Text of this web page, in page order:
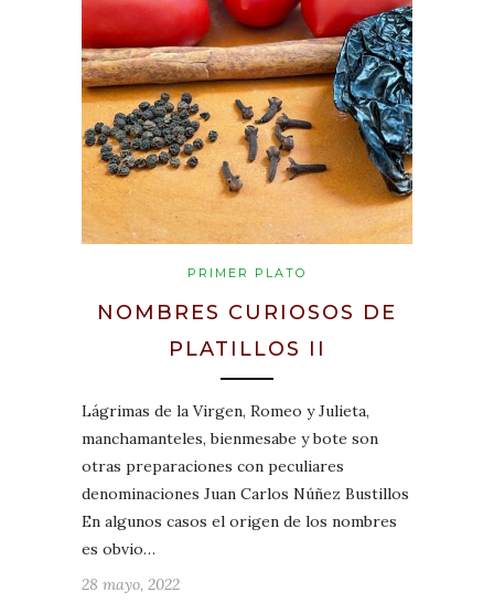
PRIMER PLATO
NOMBRES CURIOSOS DE
PLATILLOS II
Lágrimas de la Virgen, Romeo y Julieta,
manchamanteles, bienmesabe y bote son
otras preparaciones con peculiares
denominaciones Juan Carlos Núñez Bustillos
En algunos casos el origen de los nombres
es obvio…
28 mayo, 2022